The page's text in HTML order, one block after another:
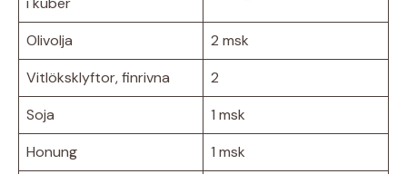
Olivolja
2 msk
Vitlöksklyftor, finrivna
2
Soja
1 msk
Honung
1 msk